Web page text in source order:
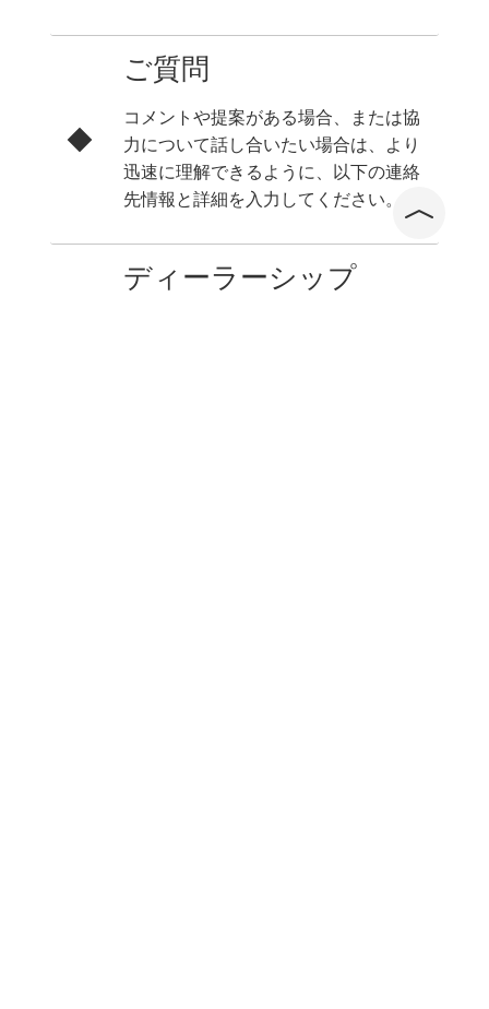
ご質問
コメントや提案がある場合、または協
力について話し合いたい場合は、より
迅速に理解できるように、以下の連絡
先情報と詳細を入力してください。
ディーラーシップ